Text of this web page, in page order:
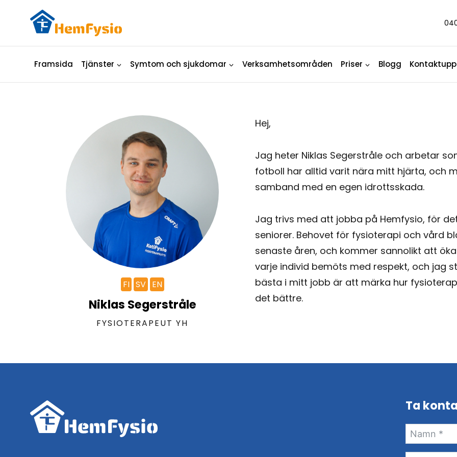
Framsida Tjänster Symtom och sjukdomar Verksamhetsområden Priser Blogg
FI SV EN
Niklas Segerstråle
FYSIOTERAPEUT YH
Hej,
Jag heter Niklas Segerstråle och arbetar
fotboll har alltid varit nära mitt hjärta, och
samband med en egen idrottsskada.
Jag trivs med att jobba på Hemfysio, för
seniorer. Behovet för fysioterapi och vård
senaste åren, och kommer sannolikt att
varje individ bemöts med respekt, och jag
bästa i mitt jobb är att märka hur
det bättre.
Ta